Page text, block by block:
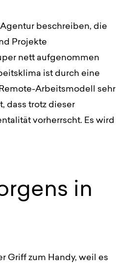
beschreiben, die
Projekte
nett aufgenommen
ist durch eine
Arbeitsmodell sehr
dass trotz dieser
vorherrscht. Es wird
in
Griff zum Handy, weil es